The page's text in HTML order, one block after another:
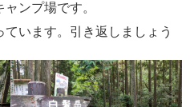
ンプ場です。
います。引き返しましょう